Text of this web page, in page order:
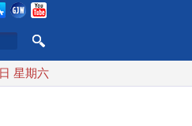
中東局勢動盪 土耳其沙特
星期六